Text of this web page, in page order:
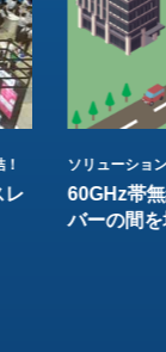
レ
ソリューショ
60GHz帯
バーの間